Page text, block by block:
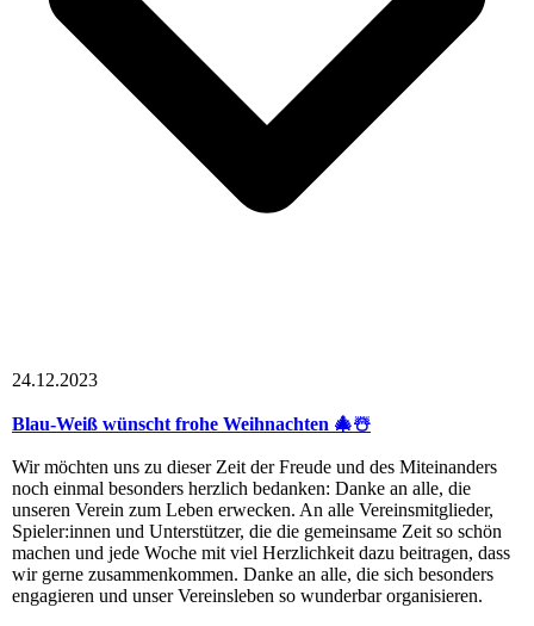
24.12.2023
Blau-Weiß wünscht frohe Weihnachten 🎄☃️
Wir möchten uns zu dieser Zeit der Freude und des Miteinanders
noch einmal besonders herzlich bedanken: Danke an alle, die
unseren Verein zum Leben erwecken. An alle Vereinsmitglieder,
Spieler:innen und Unterstützer, die die gemeinsame Zeit so schön
machen und jede Woche mit viel Herzlichkeit dazu beitragen, dass
wir gerne zusammenkommen. Danke an alle, die sich besonders
engagieren und unser Vereinsleben so wunderbar organisieren.